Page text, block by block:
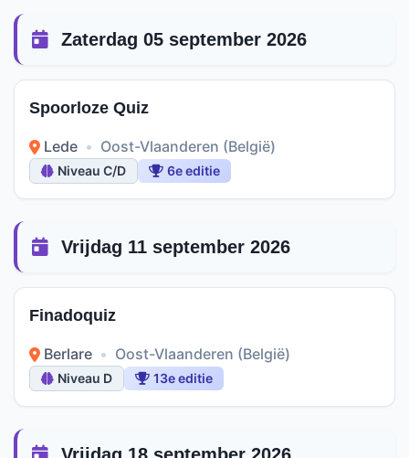
Zaterdag 05 september 2026
Spoorloze Quiz
Lede • Oost-Vlaanderen (België)
Niveau C/D 6e editie
Vrijdag 11 september 2026
Finadoquiz
Berlare • Oost-Vlaanderen (België)
Niveau D 13e editie